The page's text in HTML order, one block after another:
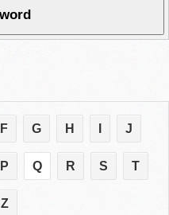
F G H I J
P Q R S T
Z